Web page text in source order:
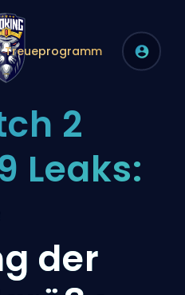
Treueprogramm
2
Leaks:
der